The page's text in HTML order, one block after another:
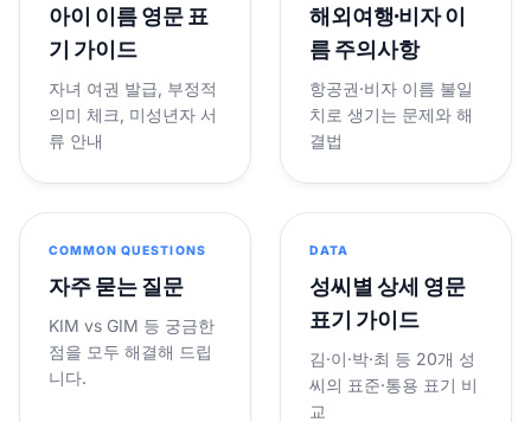
아이 이름 영문 표
기 가이드
자녀 여권 발급, 부정적
의미 체크, 미성년자 서
류 안내
해외여행·비자 이
름 주의사항
항공권·비자 이름 불일
치로 생기는 문제와 해
결법
COMMON QUESTIONS
자주 묻는 질문
KIM vs GIM 등 궁금한
점을 모두 해결해 드립
니다.
DATA
성씨별 상세 영문
표기 가이드
김·이·박·최 등 20개 성
씨의 표준·통용 표기 비
교